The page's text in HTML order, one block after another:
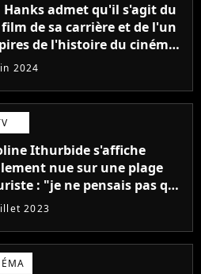
Hanks admet qu'il s'agit du
de sa carrière et de l'un
de l'histoire du cinéma :
des films les plus
jamais réalisés"
2024
Ithurbide s'affiche
nue sur une plage
: "je ne pensais pas que
à le faire..."
2023